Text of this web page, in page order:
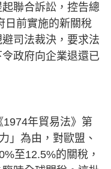
聯合訴訟，控告總
日前實施的新關稅
司法裁決，要求法
政府向企業退還已
年貿易法》第
」為由，對歐盟、
至12.5%的關稅，